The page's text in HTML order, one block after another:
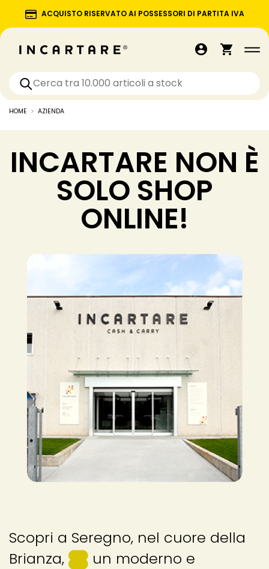
ACQUISTO RISERVATO AI POSSESSORI DI PARTITA IVA
HOME AZIENDA
INCARTARE NON È
SOLO SHOP
ONLINE!
Scopri a Seregno, nel cuore della
Brianza,
un moderno e